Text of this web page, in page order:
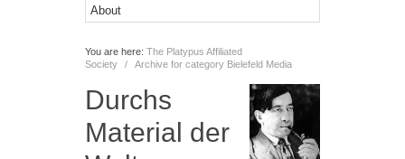
You are here: The Platypus Affiliated
Society
/ Archive for category Bielefeld Media
Durchs
Material der